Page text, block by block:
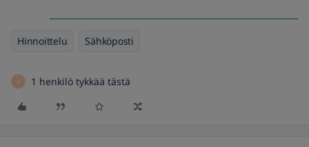
Hinnoittelu Sähköposti
H 1 henkilö tykkää tästä